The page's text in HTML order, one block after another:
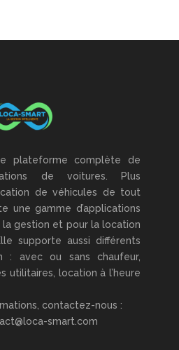
plateforme complète de
de voitures. Plus
de véhicules de tout
une gamme d’applications
gestion et pour la location
supporte aussi différents
: avec ou sans chaufeur,
utilitaires, location à l’heure
contactez-nous :
smart.com